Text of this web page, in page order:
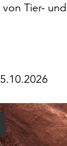
Tier- und